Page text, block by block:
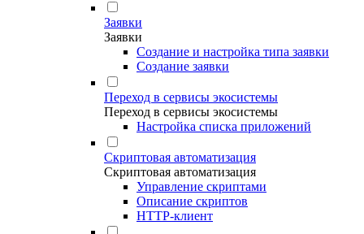
Заявки
Заявки
Создание и настройка типа заявки
Создание заявки
Переход в сервисы экосистемы
Переход в сервисы экосистемы
Настройка списка приложений
Скриптовая автоматизация
Скриптовая автоматизация
Управление скриптами
Описание скриптов
HTTP-клиент